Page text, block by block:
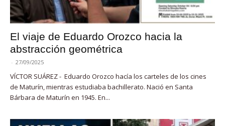
El viaje de Eduardo Orozco hacia la
abstracción geométrica
- 27/09/2025
VÍCTOR SUÁREZ - Eduardo Orozco hacía los carteles de los cines
de Maturín, mientras estudiaba bachillerato. Nació en Santa
Bárbara de Maturín en 1945. En...